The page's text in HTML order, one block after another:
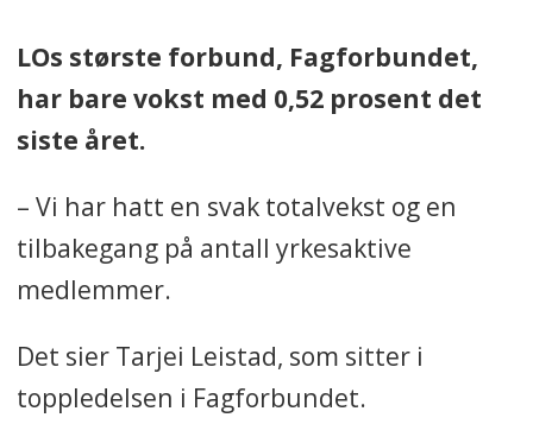
LOs største forbund, Fagforbundet,
har bare vokst med 0,52 prosent det
siste året.
– Vi har hatt en svak totalvekst og en
tilbakegang på antall yrkesaktive
medlemmer.
Det sier Tarjei Leistad, som sitter i
toppledelsen i Fagforbundet.